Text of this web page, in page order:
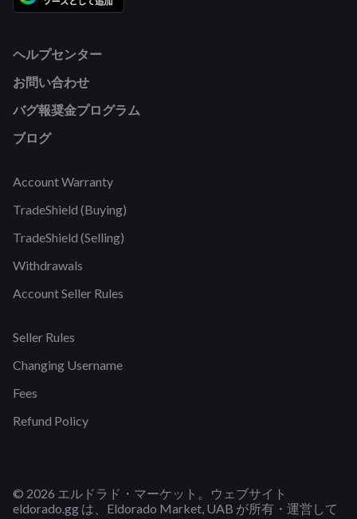
ヘルプセンター
お問い合わせ
バグ報奨金プログラム
ブログ
Account Warranty
TradeShield (Buying)
TradeShield (Selling)
Withdrawals
Account Seller Rules
Seller Rules
Changing Username
Fees
Refund Policy
© 2026 エルドラド・マーケット。ウェブサイト
eldorado.gg は、Eldorado Market, UAB が所有・運営して